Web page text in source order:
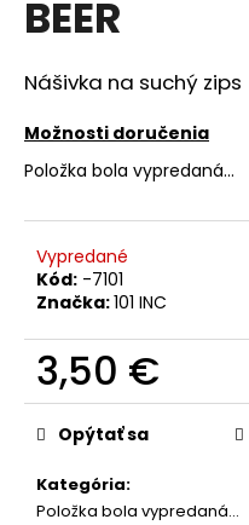
BEER
Nášivka na suchý zips
Možnosti doručenia
Položka bola vypredaná…
Vypredané
Kód: -7101
Značka:101 INC
3,50 €
Jednotková
cena:
Kategória:
Položka bola vypredaná…
Opýtať sa
á
s
ť
?
O
d
p